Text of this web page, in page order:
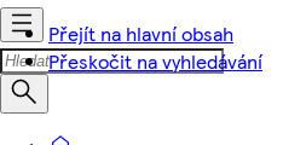
Přejít na hlavní obsah
Přeskočit na vyhledávání